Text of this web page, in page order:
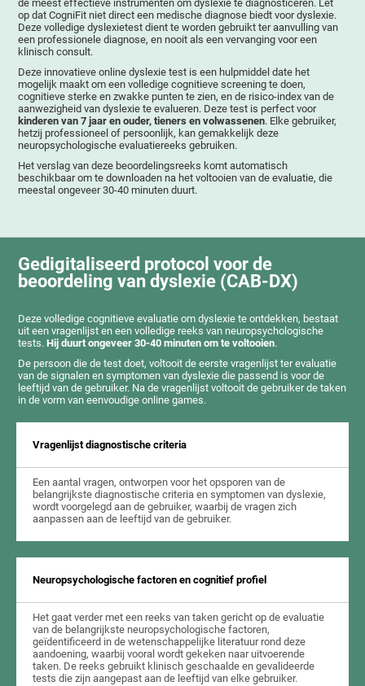
de meest effectieve instrumenten om dyslexie te diagnosticeren. Let
op dat CogniFit niet direct een medische diagnose biedt voor dyslexie.
Deze volledige dyslexietest dient te worden gebruikt ter aanvulling van
een professionele diagnose, en nooit als een vervanging voor een
klinisch consult.
Deze innovatieve online dyslexie test is een hulpmiddel date het
mogelijk maakt om een volledige cognitieve screening te doen,
cognitieve sterke en zwakke punten te zien, en de risico-index van de
aanwezigheid van dyslexie te evalueren. Deze test is perfect voor
kinderen van 7 jaar en ouder, tieners en volwassenen. Elke gebruiker,
hetzij professioneel of persoonlijk, kan gemakkelijk deze
neuropsychologische evaluatiereeks gebruiken.
Het verslag van deze beoordelingsreeks komt automatisch
beschikbaar om te downloaden na het voltooien van de evaluatie, die
meestal ongeveer 30-40 minuten duurt.
Gedigitaliseerd protocol voor de
beoordeling van dyslexie (CAB-DX)
Deze volledige cognitieve evaluatie om dyslexie te ontdekken, bestaat
uit een vragenlijst en een volledige reeks van neuropsychologische
tests.Hij duurt ongeveer 30-40 minuten om te voltooien.
De persoon die de test doet, voltooit de eerste vragenlijst ter evaluatie
van de signalen en symptomen van dyslexie die passend is voor de
leeftijd van de gebruiker. Na de vragenlijst voltooit de gebruiker de taken
in de vorm van eenvoudige online games.
Vragenlijst diagnostische criteria
Een aantal vragen, ontworpen voor het opsporen van de
belangrijkste diagnostische criteria en symptomen van dyslexie,
wordt voorgelegd aan de gebruiker, waarbij de vragen zich
aanpassen aan de leeftijd van de gebruiker.
Neuropsychologische factoren en cognitief profiel
Het gaat verder met een reeks van taken gericht op de evaluatie
van de belangrijkste neuropsychologische factoren,
geïdentificeerd in de wetenschappelijke literatuur rond deze
aandoening, waarbij vooral wordt gekeken naar uitvoerende
taken. De reeks gebruikt klinisch geschaalde en gevalideerde
tests die zijn aangepast aan de leeftijd van elke gebruiker.